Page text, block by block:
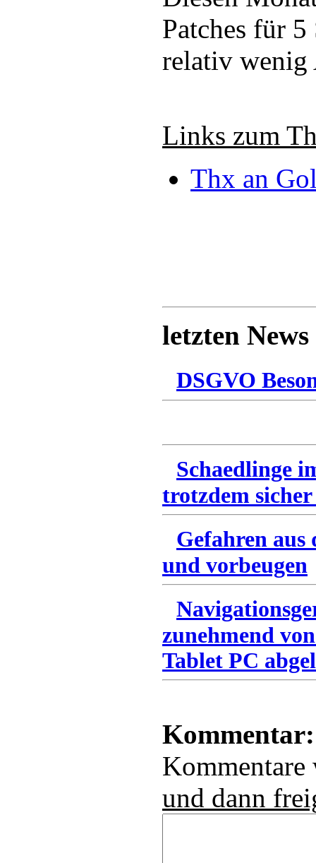
Patches für
relativ wenig
Links zum
Thx an
letzten News
DSGVO
Schaedlinge
trotzdem
Gefahren
und vorbeugen
zunehmend
Tablet PC
Kommentar:
und dann